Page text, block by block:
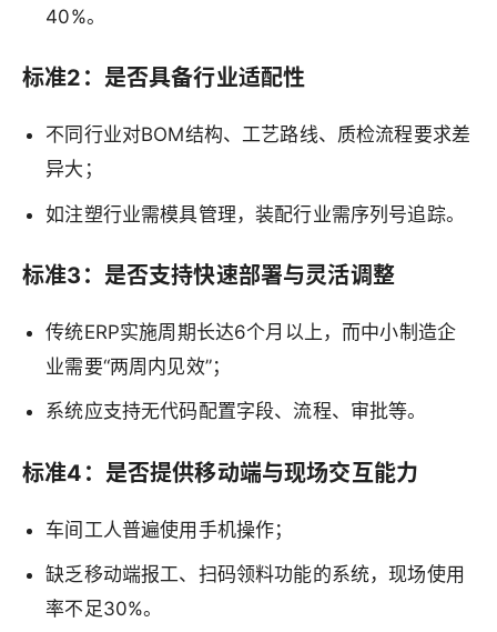
40%。
标准2：是否具备行业适配性
不同行业对BOM结构、工艺路线、质检流程要求差
异大；
如注塑行业需模具管理，装配行业需序列号追踪。
标准3：是否支持快速部署与灵活调整
传统ERP实施周期长达6个月以上，而中小制造企
业需要“两周内见效”；
系统应支持无代码配置字段、流程、审批等。
标准4：是否提供移动端与现场交互能力
车间工人普遍使用手机操作；
缺乏移动端报工、扫码领料功能的系统，现场使用
率不足30%。